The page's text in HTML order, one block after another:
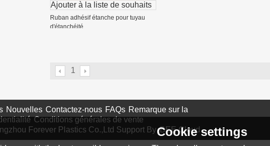
Ajouter à la liste de souhaits
Ruban adhésif étanche pour tuyau
d'étanchéité
1
Nouvelles Contactez-nous FAQs Remarque sur la
Conditions générales de vente
Forever Plastics Co.,Ltd Support ByBEE Cloud
Cookie settings